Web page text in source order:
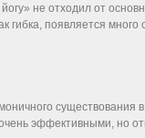
не отходил от
гибка, появляется
существования
эффективными, но